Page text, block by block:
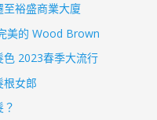
至裕盛商業大廈
美的 Wood Brown
色 2023春季大流行
根女郎